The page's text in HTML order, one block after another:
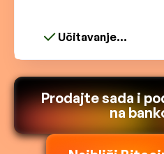
Učitavanje...
Prodajte sada i
na